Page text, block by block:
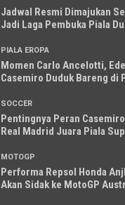
Jadwal Resmi Dimajukan
Jadi Laga Pembuka Piala
PIALA EROPA
Momen Carlo Ancelotti,
Casemiro Duduk Bareng di
SOCCER
Pentingnya Peran
Real Madrid Juara Piala
MOTOGP
Performa Repsol Honda
Akan Sidak ke MotoGP